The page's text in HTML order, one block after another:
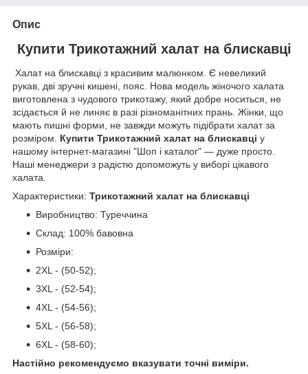
Опис
Купити Трикотажний халат на блискавці
Халат на блискавці з красивим малюнком. Є невеликий
рукав, дві зручні кишені, пояс. Нова модель жіночого халата
виготовлена з чудового трикотажу, який добре носиться, не
зсідається й не линяє в разі різноманітних прань. Жінки, що
мають пишні форми, не завжди можуть підібрати халат за
розміром. Купити Трикотажний халат на блискавці у
нашому інтернет-магазині "Шоп і каталог" — дуже просто.
Наші менеджери з радістю допоможуть у виборі цікавого
халата.
Характеристики: Трикотажний халат на блискавці
Виробництво: Туреччина
Склад: 100% бавовна
Розміри:
2XL - (50-52);
3XL - (52-54);
4XL - (54-56);
5XL - (56-58);
6XL - (58-60);
Настійно рекомендуємо вказувати точні виміри.